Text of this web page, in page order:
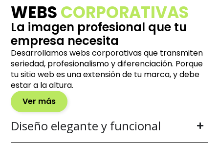
Diseño elegante y funcional
WEBSCORPORATIVAS
La imagen profesional que tu
empresa necesita
Desarrollamos webs corporativas que transmiten
seriedad, profesionalismo y diferenciación. Porque
tu sitio web es una extensión de tu marca, y debe
estar a la altura.
Ver más